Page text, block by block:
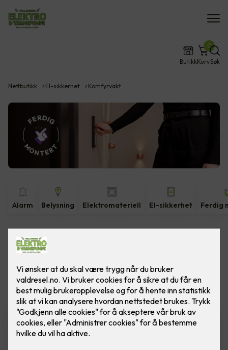
ButikkKurv
0
Søk
Nettbutikk El-sikkerhet Komfyrvakt
Alarm Belysning Elektromateriell El-sikkerhet Ferdig
Vis flerefiltre
Komfyrvakt mKomfy Wally
m/trådløs sensor